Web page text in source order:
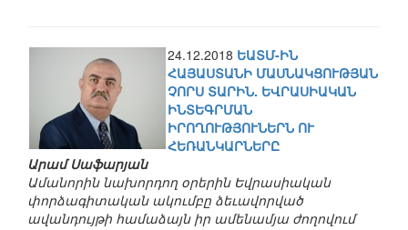
24.12.2018 ԵԱՏՄ-ԻՆ
ՀԱՅԱՍՏԱՆԻ ՄԱՍՆԱԿՑՈՒԹՅԱՆ
ՉՈՐՍ ՏԱՐԻՆ. ԵՎՐԱՍԻԱԿԱՆ
ԻՆՏԵԳՐՄԱՆ
ԻՐՈՂՈՒԹՅՈՒՆԵՐՆ ՈՒ
ՀԵՌԱՆԿԱՐՆԵՐԸ
Արամ Սաֆարյան
Ամանորին նախորդող օրերին Եվրասիական
փորձագիտական ակումբը ձեւավորված
ավանդույթի համաձայն իր ամենամյա ժողովում